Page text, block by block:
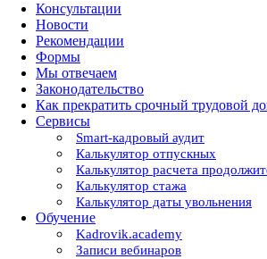
Консультации
Новости
Рекомендации
Формы
Мы отвечаем
Законодательство
Как прекратить срочный трудовой
Сервисы
Smart-кадровый аудит
Калькулятор отпускных
Калькулятор расчета
Калькулятор стажа
Калькулятор даты увольнения
Обучение
Kadrovik.academy
Записи вебинаров